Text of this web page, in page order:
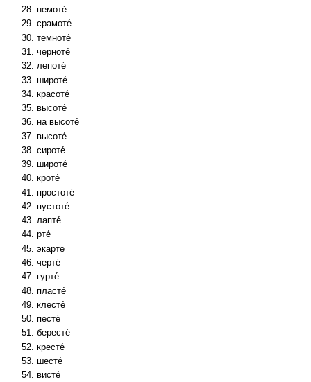
немоте́
срамоте́
темноте́
черноте́
лепоте́
широте́
красоте́
высоте́
на высоте́
высоте́
сироте́
широте́
кроте́
простоте́
пустоте́
лапте́
рте́
экарте
черте́
гурте́
пласте́
клесте́
песте́
бересте́
кресте́
шесте́
висте́